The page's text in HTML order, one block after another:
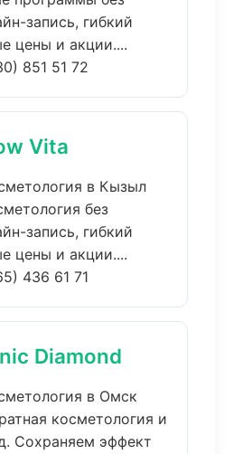
запись, гибкий
цены и акции....
851 51 72
Vita
в Кызыл
без
запись, гибкий
цены и акции....
436 61 71
Diamond
в Омск
косметология и
Сохраняем эффект